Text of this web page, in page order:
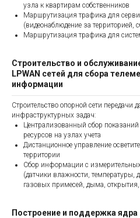
узла к квартирам собственников
Маршрутизация трафика для
(видеонаблюдение за территорией,
Маршрутизация трафика для
Строительство и
LPWAN сетей для сбора
информации
Строительство опорной сети
инфраструктурных задач:
Централизованный сбор
ресурсов на узлах учета
Дистанционное управление
территории
Сбор информации с
(датчики влажности, температуры,
газовых примесей, дыма,
Построение и поддержка ядра